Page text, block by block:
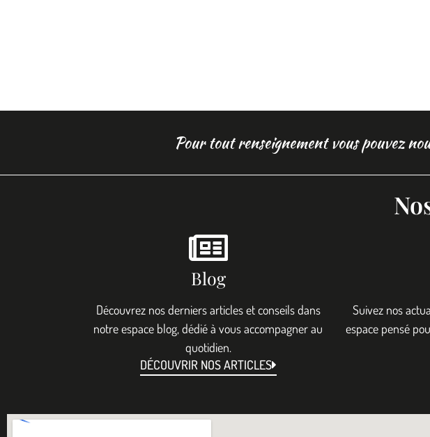
Pour tout renseignement vous pouvez
Blog
Découvrez nos derniers articles et conseils dans
notre espace blog, dédié à vous accompagner au
quotidien.
DÉCOUVRIR NOS ARTICLES
Suivez nos
espace pensé